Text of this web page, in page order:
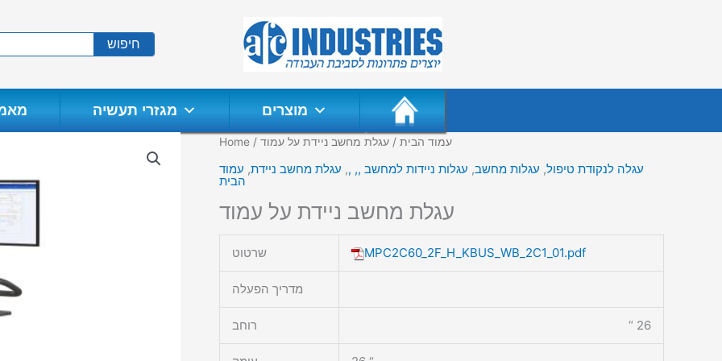
חיפוש
מגזרי תעשיה מוצרים
Home / עמוד הבית / עגלת מחשב ניידת על עמוד
עגלה לנקודת טיפול, עגלות מחשב, עגלות ניידות למחשב ,, ,, עגלת מחשב ניידת, עמוד
הבית
עגלת מחשב ניידת על עמוד
שרטוט MPC2C60_2F_H_KBUS_WB_2C1_01.pdf
מדריך הפעלה
רוחב 26 “